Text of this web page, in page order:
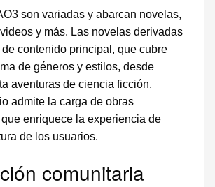
son variadas y abarcan novelas,
y más. Las novelas derivadas
contenido principal, que cubre
de géneros y estilos, desde
aventuras de ciencia ficción.
admite la carga de obras
enriquece la experiencia de
de los usuarios.
comunitaria